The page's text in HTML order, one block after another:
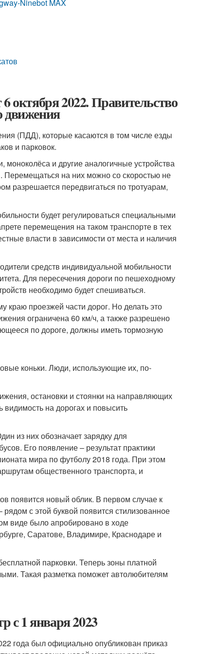
Ninebot MAX
октября 2022. Правительство
движения
(ПДД), которые касаются в том числе езды
и парковок.
моноколёса и другие аналогичные устройства
Перемещаться на них можно со скоростью не
разрешается передвигаться по тротуарам,
будет регулироваться специальными
перемещения на таком транспорте в тех
власти в зависимости от места и наличия
средств индивидуальной мобильности
Для пересечения дороги по пешеходному
необходимо будет спешиваться.
краю проезжей части дорог. Но делать это
ограничена 60 км/ч, а также разрешено
по дороге, должны иметь тормозную
коньки. Люди, использующие их, по-
остановки и стоянки на направляющих
видимость на дорогах и повысить
из них обозначает зарядку для
Его появление – результат практики
мира по футболу 2018 года. При этом
общественного транспорта, и
появится новый облик. В первом случае к
с этой буквой появится стилизованное
виде было апробировано в ходе
Саратове, Владимире, Краснодаре и
парковки. Теперь зоны платной
Такая разметка поможет автолюбителям
с 1 января 2023
года был официально опубликован приказ